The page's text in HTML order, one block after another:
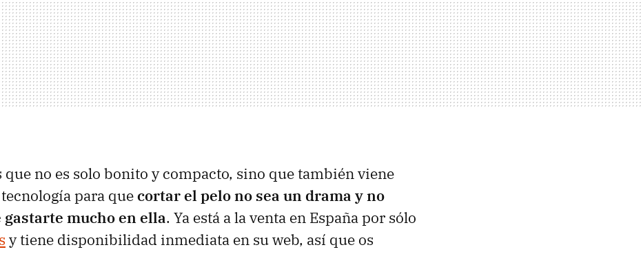
que no es solo bonito y compacto, sino que también viene
para quecortar el pelo no sea un drama y no
gastarte mucho en ella. Ya está a la venta en España por sólo
y tiene disponibilidad inmediata en su web, así que os